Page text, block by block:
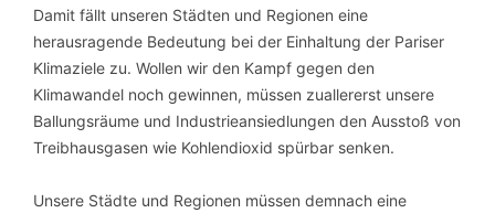
Damit fällt unseren Städten und Regionen eine
herausragende Bedeutung bei der Einhaltung der Pariser
Klimaziele zu. Wollen wir den Kampf gegen den
Klimawandel noch gewinnen, müssen zuallererst unsere
Ballungsräume und Industrieansiedlungen den Ausstoß von
Treibhausgasen wie Kohlendioxid spürbar senken.
Unsere Städte und Regionen müssen demnach eine